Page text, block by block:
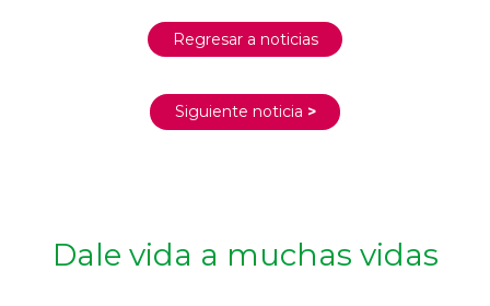
Regresar a noticias
Siguiente noticia >
Dale vida a muchas vidas